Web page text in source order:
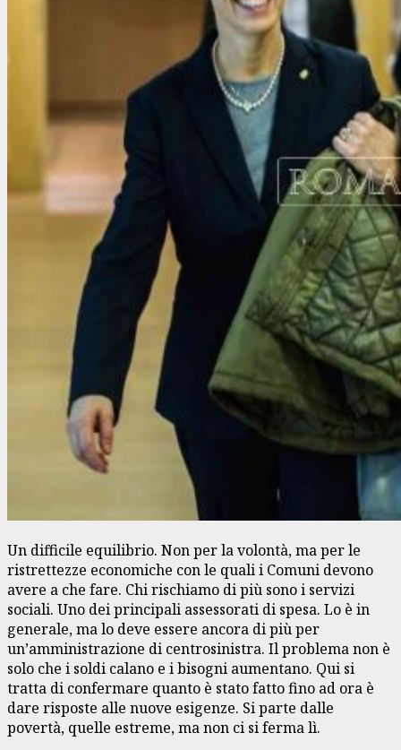
Un difficile equilibrio. Non per la volontà, ma per le
ristrettezze economiche con le quali i Comuni devono
avere a che fare. Chi rischiamo di più sono i servizi
sociali. Uno dei principali assessorati di spesa. Lo è in
generale, ma lo deve essere ancora di più per
un’amministrazione di centrosinistra. Il problema non è
solo che i soldi calano e i bisogni aumentano. Qui si
tratta di confermare quanto è stato fatto fino ad ora è
dare risposte alle nuove esigenze. Si parte dalle
povertà, quelle estreme, ma non ci si ferma lì.